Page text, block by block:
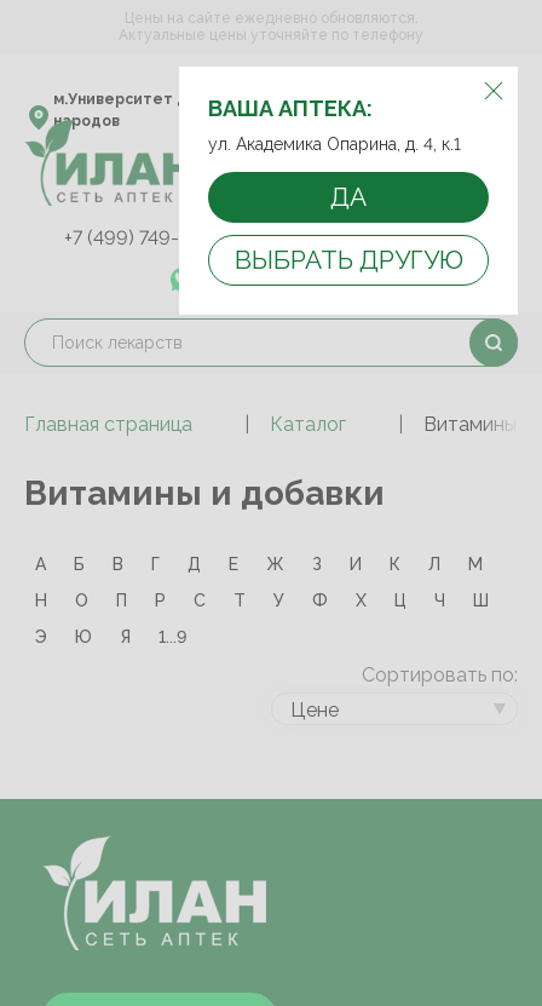
ВЫБЕРИТЕ АПТЕКУ:
м.Университет дружбы
народов
ул. Академика Опарина,
д. 4, к.1
ВАША АПТЕКА:
ул. Академика Опарина, д. 4, к.1
ДА
ВЫБРАТЬ ДРУГУЮ
Цены на сайте ежедневно обновляются.
Актуальные цены уточняйте по телефону
+7 (499) 749-75-92
+7 (499) 749-74-89
+7 (989) 579-78-73
Главная страница Каталог Витамины и
Витамины и добавки
А Б В Г Д Е Ж З И К Л
М
Н
О П Р С Т У Ф Х Ц Ч
Ш
Э
Ю Я 1...9
Сортировать по:
Цене